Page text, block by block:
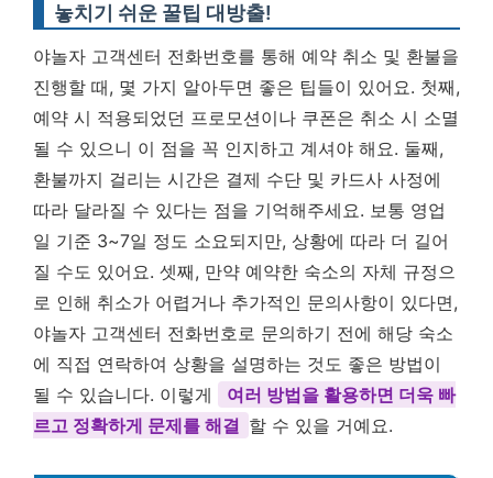
놓치기 쉬운 꿀팁 대방출!
야놀자 고객센터 전화번호를 통해 예약 취소 및 환불을
진행할 때, 몇 가지 알아두면 좋은 팁들이 있어요. 첫째,
예약 시 적용되었던 프로모션이나 쿠폰은 취소 시 소멸
될 수 있으니 이 점을 꼭 인지하고 계셔야 해요. 둘째,
환불까지 걸리는 시간은 결제 수단 및 카드사 사정에
따라 달라질 수 있다는 점을 기억해주세요. 보통 영업
일 기준 3~7일 정도 소요되지만, 상황에 따라 더 길어
질 수도 있어요. 셋째, 만약 예약한 숙소의 자체 규정으
로 인해 취소가 어렵거나 추가적인 문의사항이 있다면,
야놀자 고객센터 전화번호로 문의하기 전에 해당 숙소
에 직접 연락하여 상황을 설명하는 것도 좋은 방법이
될 수 있습니다. 이렇게
여러 방법을 활용하면 더욱 빠
르고 정확하게 문제를 해결 할 수 있을 거예요.